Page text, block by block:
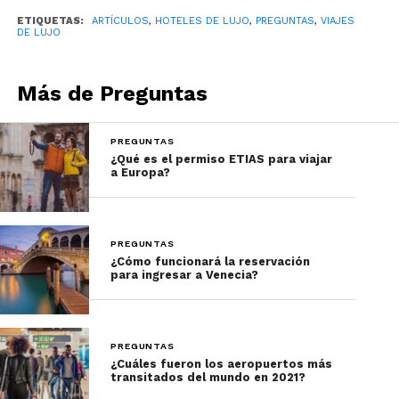
San Petersburgo, Rusia: $3,232.76 MXN
Kraków, Polonia: $3,316.37 MXN
Thessaloniki, Grecia: $3,455.71 MXN
Tallinn, Estonia: $3,678.66 MXN
Rodas, Grecia: $3,790.13 MXN
Kyiv, Ucrania: $3,957.34 MXN
Acerca de la investigación
La metodología utilizada por Luxury Hotel utilizó
la lista de Euromonitor acerca de las
Destinations
; omitiendo siete ciudades donde los
datos eran insuficientes.
ETIQUETAS: ARTÍCULOS, HOTELES DE LUJO, PREGUNTAS, VIAJES
DE LUJO
Más de Preguntas
PREGUNTAS
¿Qué es el permiso ETIAS para viajar
a Europa?
PREGUNTAS
¿Cómo funcionará la reservación
para ingresar a Venecia?
PREGUNTAS
¿Cuáles fueron los aeropuertos más
transitados del mundo en 2021?